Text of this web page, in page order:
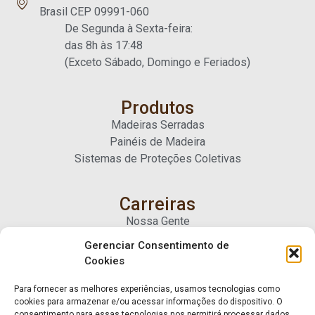
Gerenciar Consentimento de
Cookies
Para fornecer as melhores experiências, usamos tecnologias como
cookies para armazenar e/ou acessar informações do dispositivo. O
Brasil CEP 09991-060
De Segunda à Sexta-feira:
das 8h às 17:48
(Exceto Sábado, Domingo e Feriados)
Produtos
Madeiras Serradas
Painéis de Madeira
Sistemas de Proteções Coletivas
Carreiras
Nossa Gente
Fale Conosco
Trabalhe Conosco